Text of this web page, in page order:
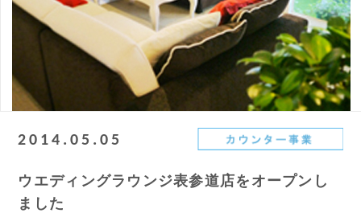
2014.05.05
ウエディングラウンジ表参道店をオープンし
ました